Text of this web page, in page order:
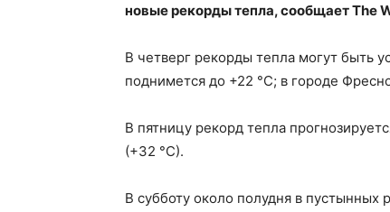
новые рекорды тепла, сообщает The
В четверг рекорды тепла могут быть
поднимется до +22 °С; в городе
В пятницу рекорд тепла
(+32 °С).
В субботу около полудня в